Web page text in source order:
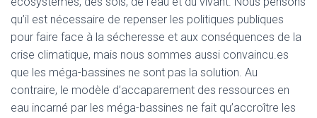
qu’il est nécessaire de repenser les politiques publiques
pour faire face à la sécheresse et aux conséquences de la
crise climatique, mais nous sommes aussi convaincu.es
que les méga-bassines ne sont pas la solution. Au
contraire, le modèle d’accaparement des ressources en
eau incarné par les méga-bassines ne fait qu’accroître les